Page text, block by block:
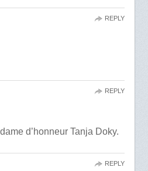
REPLY
d’honneur Tanja Doky.
REPLY
REPLY